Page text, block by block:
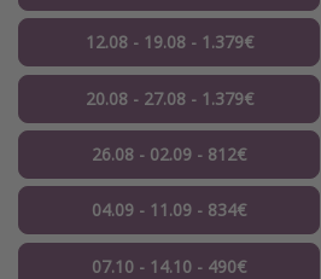
12.08 - 19.08 - 1.379€
20.08 - 27.08 - 1.379€
26.08 - 02.09 - 812€
04.09 - 11.09 - 834€
07.10 - 14.10 - 490€